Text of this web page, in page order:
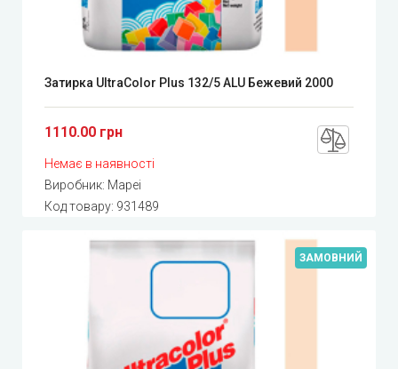
Затирка UltraColor Plus 132/5 ALU Бежевий 2000
1110.00 грн
Немає в наявності
Виробник: Mapei
Код товару: 931489
ЗАМОВНИЙ